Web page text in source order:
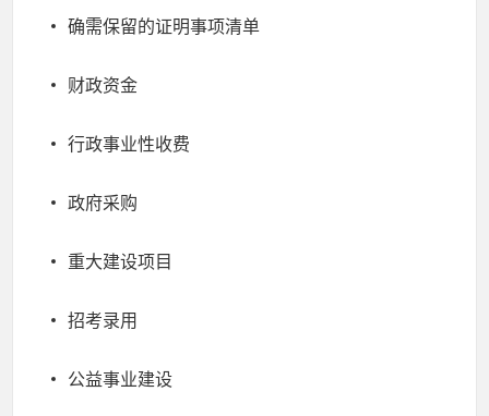
确需保留的证明事项清单
财政资金
行政事业性收费
政府采购
重大建设项目
招考录用
公益事业建设